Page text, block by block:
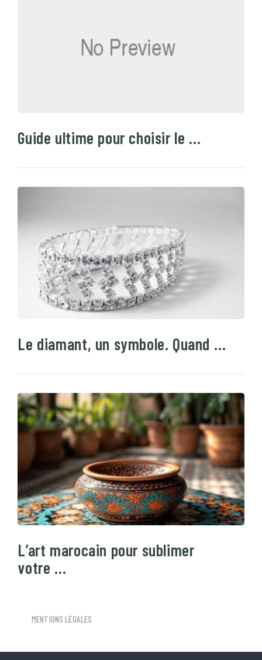
Guide ultime pour choisir le …
Le diamant, un symbole. Quand …
L’art marocain pour sublimer
votre …
MENTIONS LÉGALES